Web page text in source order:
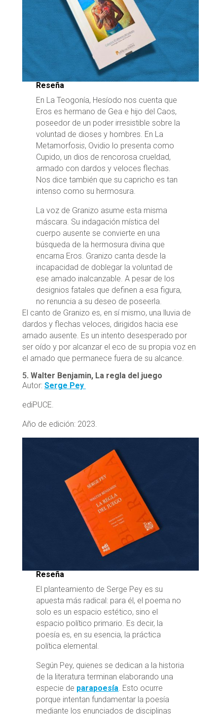
Reseña
En La Teogonía, Hesíodo nos cuenta que
Eros es hermano de Gea e hijo del Caos,
poseedor de un poder irresistible sobre la
voluntad de dioses y hombres. En La
Metamorfosis, Ovidio lo presenta como
Cupido, un dios de rencorosa crueldad,
armado con dardos y veloces flechas.
Nos dice también que su capricho es tan
intenso como su hermosura.
La voz de Granizo asume esta misma
máscara. Su indagación mística del
cuerpo ausente se convierte en una
búsqueda de la hermosura divina que
encarna Eros. Granizo canta desde la
incapacidad de doblegar la voluntad de
ese amado inalcanzable. A pesar de los
designios fatales que definen a esa figura,
no renuncia a su deseo de poseerla.
El canto de Granizo es, en sí mismo, una lluvia de
dardos y flechas veloces, dirigidos hacia ese
amado ausente. Es un intento desesperado por
ser oído y por alcanzar el eco de su propia voz en
el amado que permanece fuera de su alcance.
5. Walter Benjamin, La regla del juego
Autor: Serge Pey
ediPUCE.
Año de edición: 2023.
Reseña
El planteamiento de Serge Pey es su
apuesta más radical: para él, el poema no
solo es un espacio estético, sino el
espacio político primario. Es decir, la
poesía es, en su esencia, la práctica
política elemental.
Según Pey, quienes se dedican a la historia
de la literatura terminan elaborando una
especie de parapoesía. Esto ocurre
porque intentan fundamentar la poesía
mediante los enunciados de disciplinas